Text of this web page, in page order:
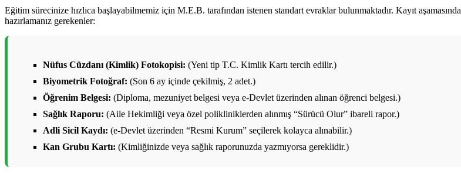
Eğitim sürecinize hızlıca başlayabilmemiz için M.E.B. tarafından istenen standart evraklar bulunmaktadır. Kayıt aşamasında
hazırlamanız gerekenler:
Nüfus Cüzdanı (Kimlik) Fotokopisi: (Yeni tip T.C. Kimlik Kartı tercih edilir.)
Biyometrik Fotoğraf: (Son 6 ay içinde çekilmiş, 2 adet.)
Öğrenim Belgesi: (Diploma, mezuniyet belgesi veya e-Devlet üzerinden alınan öğrenci belgesi.)
Sağlık Raporu: (Aile Hekimliği veya özel polikliniklerden alınmış “Sürücü Olur” ibareli rapor.)
Adli Sicil Kaydı: (e-Devlet üzerinden “Resmi Kurum” seçilerek kolayca alınabilir.)
Kan Grubu Kartı: (Kimliğinizde veya sağlık raporunuzda yazmıyorsa gereklidir.)